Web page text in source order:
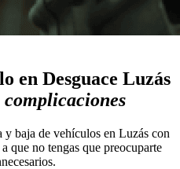
en Desguace Luzás
y baja de vehículos en Luzás con
que no tengas que preocuparte